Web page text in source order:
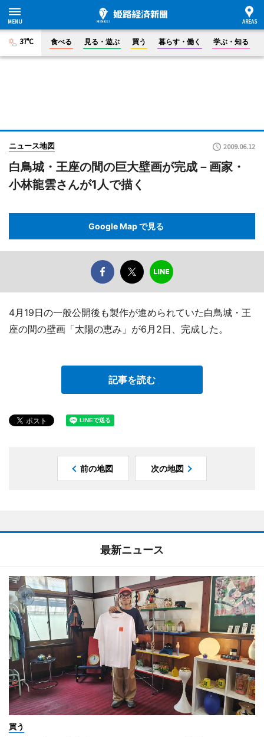
37°C 食べる 見る・遊ぶ 買う 暮らす・働く 学ぶ・知る
ニュース地図 2009.06.12
白鳥城・王座の間の巨大壁画が完成－画家・
小林龍雲さんが1人で描く
Google Map で見る
4月19日の一般公開後も製作が進められていた白鳥城・王
座の間の壁画「太陽の恵み」が6月2日、完成した。
記事を読む
前の地図 次の地図
最新ニュース
買う